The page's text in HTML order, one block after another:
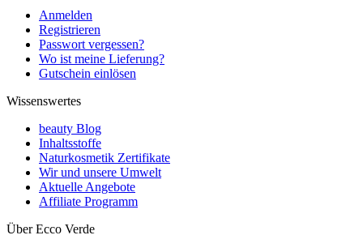
Anmelden
Registrieren
Passwort vergessen?
Wo ist meine Lieferung?
Gutschein einlösen
Wissenswertes
beauty Blog
Inhaltsstoffe
Naturkosmetik Zertifikate
Wir und unsere Umwelt
Aktuelle Angebote
Affiliate Programm
Über Ecco Verde